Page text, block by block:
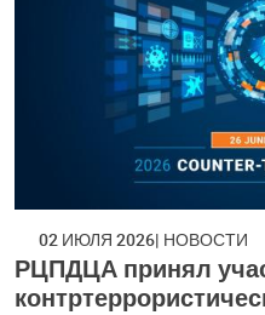
02 ИЮЛЯ 2026 НОВОСТИ
РЦПДЦА принял